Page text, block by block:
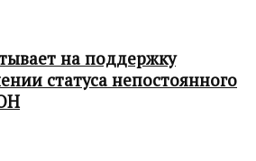
на поддержку
статуса непостоянного